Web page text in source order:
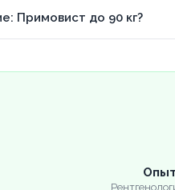
Примовист до 90 кг?